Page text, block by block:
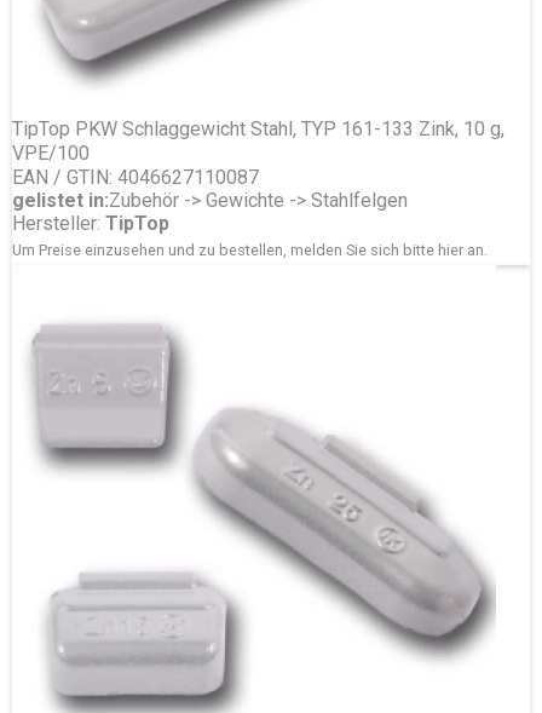
TipTop PKW Schlaggewicht Stahl, TYP 161-133 Zink, 10 g,
VPE/100
EAN / GTIN: 4046627110087
gelistet in:Zubehör -> Gewichte -> Stahlfelgen
Hersteller: TipTop
Um Preise einzusehen und zu bestellen, melden Sie sich bitte hier an.